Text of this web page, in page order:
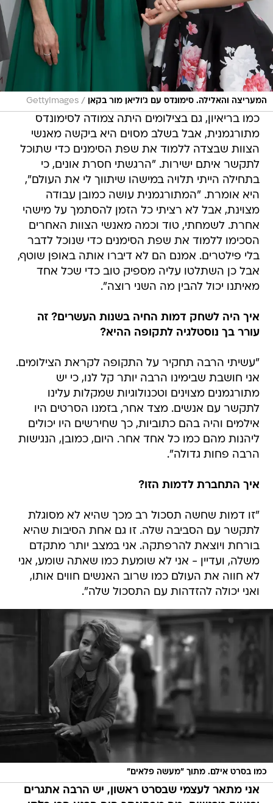
המעריצה והאלילה. סימונדס עם ג'וליאן מור בקאן /
GettyImages
כמו בריאיון, גם בצילומים היתה צמודה לסימונדס
מתורגמנית, אבל בשלב מסוים היא ביקשה מאנשי
הצוות שבצדה ללמוד את שפת הסימנים כדי שתוכל
לתקשר איתם ישירות. "הרגשתי חסרת אונים, כי
בתחילה הייתי תלויה במישהו שיתווך לי את העולם",
היא אומרת. "המתורגמנית עושה כמובן עבודה
מצוינת, אבל לא רציתי כל הזמן להסתמך על מישהי
אחרת. לשמחתי, טוד וכמה מאנשי הצוות האחרים
הסכימו ללמוד את שפת הסימנים כדי שנוכל לדבר
בלי פילטרים. אמנם הם לא דיברו אותה באופן שוטף,
אבל כן השתלטו עליה מספיק טוב כדי שכל אחד
מאיתנו יכול להבין מה השני רוצה".
איך היה לשחק דמות החיה בשנות העשרים? זה
עורר בך נוסטלגיה לתקופה ההיא?
"עשיתי הרבה תחקיר על התקופה לקראת הצילומים.
אני חושבת שבימינו הרבה יותר קל לנו, כי יש
מתורגמנים מצוינים וטכנולוגיות שמקלות עלינו
לתקשר עם אנשים. מצד אחר, בזמנו הסרטים היו
אילמים והיה בהם כתוביות, כך שחירשים היו יכולים
ליהנות מהם כמו כל אחד אחר. היום, כמובן, הנגישות
הרבה פחות גדולה".
איך התחברת לדמות הזו?
"זו דמות שחשה תסכול רב מכך שהיא לא מסוגלת
לתקשר עם הסביבה שלה. זו גם אחת הסיבות שהיא
בורחת ויוצאת להרפתקה. אני במצב יותר מתקדם
משלה, ועדיין - אני לא שומעת כמו שאתה שומע, אני
לא חווה את העולם כמו שרוב האנשים חווים אותו,
ואני יכולה להזדהות עם התסכול שלה".
כמו בסרט אילם. מתוך "מעשה פלאים"
אני מתאר לעצמי שבסרט ראשון, יש הרבה אתגרים